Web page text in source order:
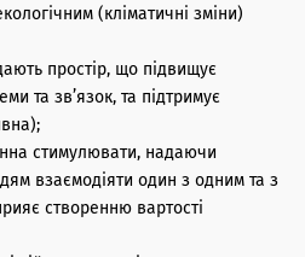
(кліматичні зміни)
простір, що підвищує
та зв’язок, та підтримує
стимулювати, надаючи
взаємодіяти один з одним та з
створенню вартості